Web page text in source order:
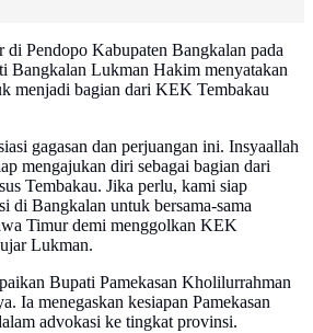
di Pendopo Kabupaten Bangkalan pada
Bangkalan Lukman Hakim menyatakan
menjadi bagian dari KEK Tembakau
gagasan dan perjuangan ini. Insyaallah
mengajukan diri sebagai bagian dari
Tembakau. Jika perlu, kami siap
di Bangkalan untuk bersama-sama
Timur demi menggolkan KEK
Lukman.
Bupati Pamekasan Kholilurrahman
Ia menegaskan kesiapan Pamekasan
advokasi ke tingkat provinsi.